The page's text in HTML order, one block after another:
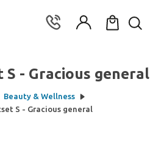
- Gracious general
Beauty & Wellness
S - Gracious general